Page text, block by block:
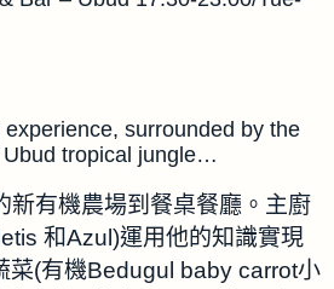
surrounded by the
tropical jungle…
新有機農場到餐桌餐廳。主廚
和Azul)運用他的知識實現
菜(有機Bedugul baby carrot小